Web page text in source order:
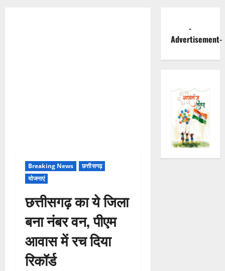
Breaking News
छत्तीसगढ़
योजनाएं
छत्तीसगढ़ का ये जिला
बना नंबर वन, पीएम
आवास में रच दिया
रिकॉर्ड
-
Advertisement-